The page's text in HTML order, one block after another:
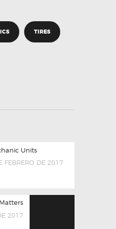
TIRES
Units
FEBRERO DE 2017
2017